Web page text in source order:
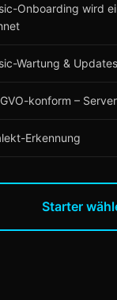
Onboarding wird
Wartung & Updates
konform –
Erkennung
Starter